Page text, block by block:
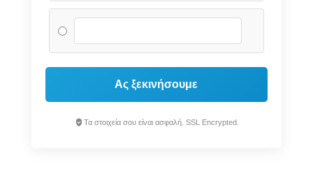
Ας ξεκινήσουμε
Τα στοιχεία σου είναι ασφαλή. SSL Encrypted.